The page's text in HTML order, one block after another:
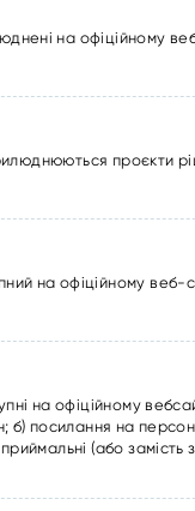
на офіційному
проєкти
на офіційному веб-
на офіційному
б) посилання на
(або замість